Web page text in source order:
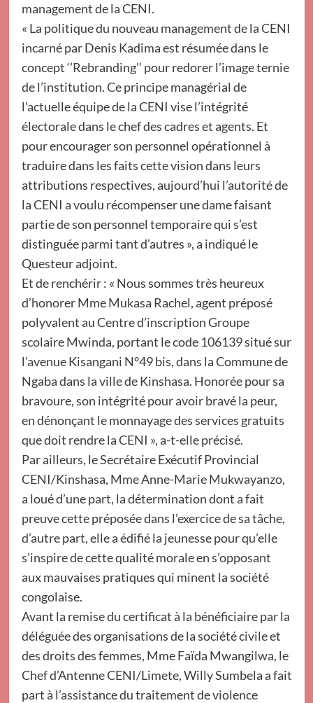
management de la CENI.
« La politique du nouveau management de la CENI
incarné par Denis Kadima est résumée dans le
concept ‘’Rebranding’’ pour redorer l’image ternie
de l’institution. Ce principe managérial de
l’actuelle équipe de la CENI vise l’intégrité
électorale dans le chef des cadres et agents. Et
pour encourager son personnel opérationnel à
traduire dans les faits cette vision dans leurs
attributions respectives, aujourd’hui l’autorité de
la CENI a voulu récompenser une dame faisant
partie de son personnel temporaire qui s’est
distinguée parmi tant d’autres », a indiqué le
Questeur adjoint.
Et de renchérir : « Nous sommes très heureux
d’honorer Mme Mukasa Rachel, agent préposé
polyvalent au Centre d’inscription Groupe
scolaire Mwinda, portant le code 106139 situé sur
l’avenue Kisangani N°49 bis, dans la Commune de
Ngaba dans la ville de Kinshasa. Honorée pour sa
bravoure, son intégrité pour avoir bravé la peur,
en dénonçant le monnayage des services gratuits
que doit rendre la CENI », a-t-elle précisé.
Par ailleurs, le Secrétaire Exécutif Provincial
CENI/Kinshasa, Mme Anne-Marie Mukwayanzo,
a loué d’une part, la détermination dont a fait
preuve cette préposée dans l’exercice de sa tâche,
d’autre part, elle a édifié la jeunesse pour qu’elle
s’inspire de cette qualité morale en s’opposant
aux mauvaises pratiques qui minent la société
congolaise.
Avant la remise du certificat à la bénéficiaire par la
déléguée des organisations de la société civile et
des droits des femmes, Mme Faïda Mwangilwa, le
Chef d’Antenne CENI/Limete, Willy Sumbela a fait
part à l’assistance du traitement de violence